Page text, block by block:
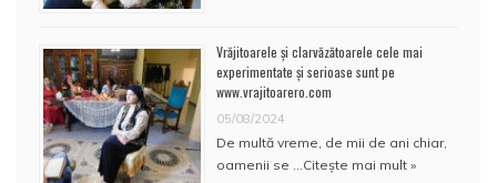
Vrăjitoarele și clarvăzătoarele cele mai
experimentate și serioase sunt pe
www.vrajitoarero.com
05/08/2024
De multă vreme, de mii de ani chiar,
oamenii se …Citește mai mult »